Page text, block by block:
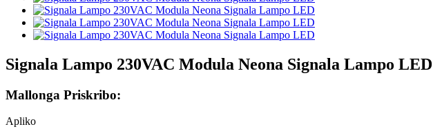
Signala Lampo 230VAC Modula Neona Signala Lampo LED
Mallonga Priskribo:
Apliko